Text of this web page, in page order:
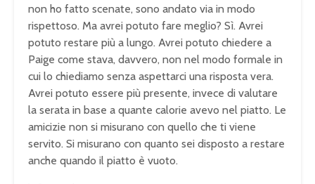
non ho fatto scenate, sono andato via in modo
rispettoso. Ma avrei potuto fare meglio? Sì. Avrei
potuto restare più a lungo. Avrei potuto chiedere a
Paige come stava, davvero, non nel modo formale in
cui lo chiediamo senza aspettarci una risposta vera.
Avrei potuto essere più presente, invece di valutare
la serata in base a quante calorie avevo nel piatto. Le
amicizie non si misurano con quello che ti viene
servito. Si misurano con quanto sei disposto a restare
anche quando il piatto è vuoto.